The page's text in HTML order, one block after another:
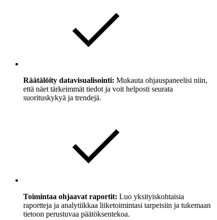
Räätälöity datavisualisointi: Mukauta ohjauspaneelisi niin,
että näet tärkeimmät tiedot ja voit helposti seurata
suorituskykyä ja trendejä.
Toimintaa ohjaavat raportit: Luo yksityiskohtaisia
raportteja ja analytiikkaa liiketoimintasi tarpeisiin ja tukemaan
tietoon perustuvaa päätöksentekoa.